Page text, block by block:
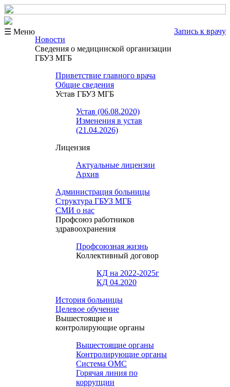
☰ Меню
Запись к врачу
Новости
Сведения о медицинской организации
ГБУЗ МГБ
Приветствие главного врача
Общие сведения
Устав ГБУЗ МГБ
Устав (06.08.2020)
Изменения в устав
(21.04.2026)
Лицензия
Актуальные лицензии
Архив
Администрация больницы
Структура ГБУЗ МГБ
СМИ о нас
Профсоюз работников
здравоохранения
Профсоюзная жизнь
Коллективный договор
КД на 2022-2025г
КД 04.2020
История больницы
Целевое обучение
Вышестоящие и
контролирующие органы
Вышестоящие органы
Контролирующие органы
Система ОМС
Горячая линия по
коррупции